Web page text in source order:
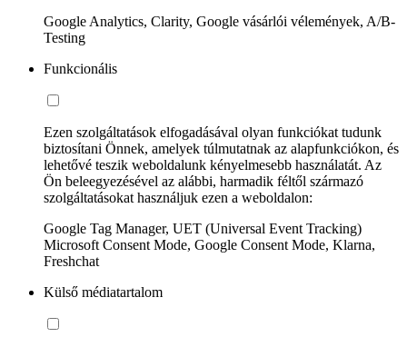
Google Analytics, Clarity, Google vásárlói vélemények, A/B-
Testing
Funkcionális
Ezen szolgáltatások elfogadásával olyan funkciókat tudunk
biztosítani Önnek, amelyek túlmutatnak az alapfunkciókon, és
lehetővé teszik weboldalunk kényelmesebb használatát. Az
Ön beleegyezésével az alábbi, harmadik féltől származó
szolgáltatásokat használjuk ezen a weboldalon:
Google Tag Manager, UET (Universal Event Tracking)
Microsoft Consent Mode, Google Consent Mode, Klarna,
Freshchat
Külső médiatartalom